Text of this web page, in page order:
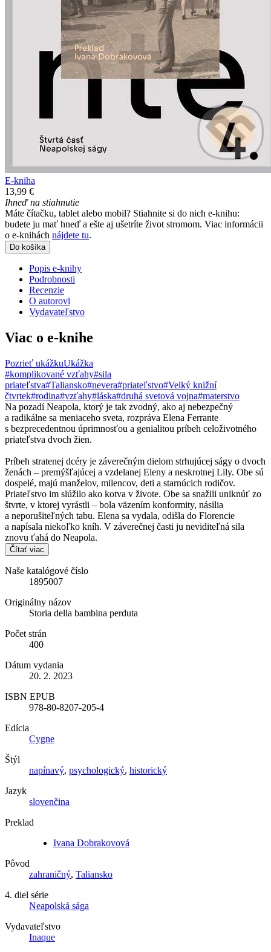
E-kniha
13,99 €
Ihneď na stiahnutie
Máte čítačku, tablet alebo mobil? Stiahnite si do nich e-knihu:
budete ju mať hneď a ešte aj ušetríte život stromom. Viac informácii
o e-knihách nájdete tu.
Do košíka
Popis e-knihy
Podrobnosti
Recenzie
O autorovi
Vydavateľstvo
Viac o e-knihe
Pozrieť ukážkuUkážka
#komplikované vzťahy#sila
priateľstva#Taliansko#nevera#priateľstvo#Velký knižní
čtvrtek#rodina#vzťahy#láska#druhá svetová vojna#materstvo
Na pozadí Neapola, ktorý je tak zvodný, ako aj nebezpečný
a radikálne sa meniaceho sveta, rozpráva Elena Ferrante
s bezprecedentnou úprimnosťou a genialitou príbeh celoživotného
priateľstva dvoch žien.
Príbeh stratenej dcéry je záverečným dielom strhujúcej ságy o dvoch
ženách – premýšľajúcej a vzdelanej Eleny a neskrotnej Lily. Obe sú
dospelé, majú manželov, milencov, deti a starnúcich rodičov.
Priateľstvo im slúžilo ako kotva v živote. Obe sa snažili uniknúť zo
štvrte, v ktorej vyrástli – bola väzením konformity, násilia
a neporušiteľných tabu. Elena sa vydala, odišla do Florencie
a napísala niekoľko kníh. V záverečnej časti ju neviditeľná sila
znovu ťahá do Neapola.
Čítať viac
Naše katalógové číslo
1895007
Originálny názov
Storia della bambina perduta
Počet strán
400
Dátum vydania
20. 2. 2023
ISBN EPUB
978-80-8207-205-4
Edícia
Cygne
Štýl
napínavý, psychologický, historický
Jazyk
slovenčina
Preklad
Ivana Dobrakovová
Pôvod
zahraničný, Taliansko
4. diel série
Neapolská sága
Vydavateľstvo
Inaque